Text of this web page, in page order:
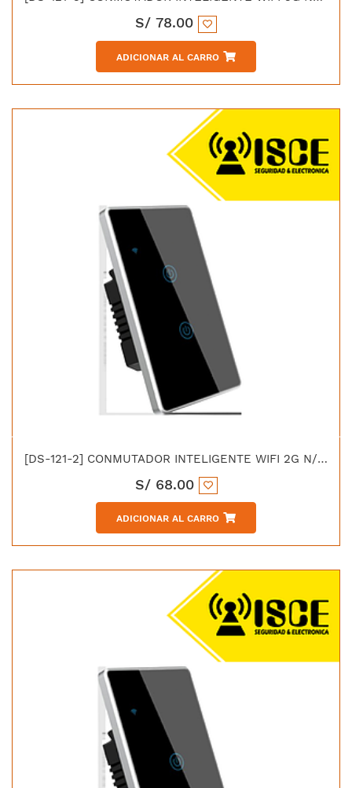
S/ 78.00
ADICIONAR AL CARRO
[DS-121-2] CONMUTADOR INTELIGENTE WIFI 2G N/N + L 100–240VAC 50/60Hz 600WX2 COLOR NEGRO
S/ 68.00
ADICIONAR AL CARRO